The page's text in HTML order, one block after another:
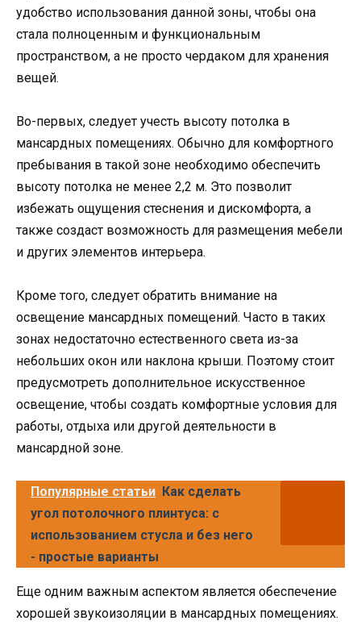
удобство использования данной зоны, чтобы она
стала полноценным и функциональным
пространством, а не просто чердаком для хранения
вещей.
Во-первых, следует учесть высоту потолка в
мансардных помещениях. Обычно для комфортного
пребывания в такой зоне необходимо обеспечить
высоту потолка не менее 2,2 м. Это позволит
избежать ощущения стеснения и дискомфорта, а
также создаст возможность для размещения мебели
и других элементов интерьера.
Кроме того, следует обратить внимание на
освещение мансардных помещений. Часто в таких
зонах недостаточно естественного света из-за
небольших окон или наклона крыши. Поэтому стоит
предусмотреть дополнительное искусственное
освещение, чтобы создать комфортные условия для
работы, отдыха или другой деятельности в
мансардной зоне.
Популярные статьи Как сделать
угол потолочного плинтуса: с
использованием стусла и без него
- простые варианты
Еще одним важным аспектом является обеспечение
хорошей звукоизоляции в мансардных помещениях.